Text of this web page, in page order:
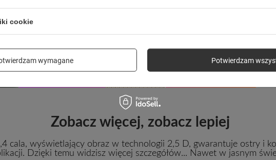
Zobacz więcej, zobacz lepiej
cala, wyświetlający obraz w technologii 2,5 D, gwarantuje ostry i
Dzięki temu widzisz więcej szczegółów... Nawet w jasnym
cookie
wymagane Potwierdzam